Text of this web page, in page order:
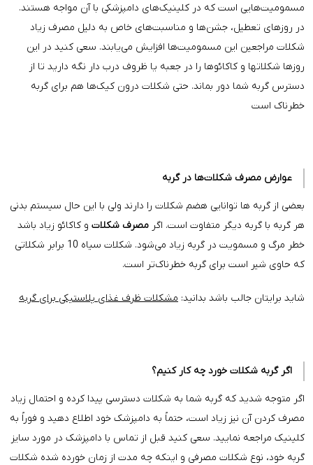
مسمومیت‌هایی است که در کلینیک‌های دامپزشکی با آن مواجه هستند.
در روزهای تعطیل، جشن‌ها و مناسبت‌های خاص به دلیل مصرف زیاد
شکلات مراجعین این مسمومیت‌ها افزایش می‌یابند. سعی کنید در این
روزها شکلاتها و کاکائوها را در جعبه یا ظروف درب دار نگه دارید تا از
دسترس گربه شما دور بماند. حتی شکلات درون کیک‌ها هم برای گربه
خطرناک است
عوارض مصرف شکلات‌ها در گربه
بعضی از گربه ها توانایی هضم شکلات را دارند ولی با این حال سیستم بدنی
هر گربه با گربه دیگر متفاوت است. اگر مصرف شکلاتو کاکائو زیاد باشد
خطر مرگ و مسمویت در گربه زیاد می‌شود. شکلات سیاه 10 برابر شکلاتی
که حاوی شیر است برای گربه خطرناک‌تر است.
شاید برایتان جالب باشد بدانید: مشکلات ظرف غذای پلاستیکی برای گربه
اگر گربه شکلات خورد چه کار کنیم؟
اگر متوجه شدید که گربه شما به شکلات دسترسی پیدا کرده و احتمال زیاد
مصرف کردن آن نیز زیاد است، حتماً به دامپزشک خود اطلاع دهید و فوراً به
کلینیک مراجعه نمایید. سعی کنید قبل از تماس با دامپزشک در مورد سایز
گربه خود، نوع شکلات مصرفی و اینکه چه مدت از زمان خورده شده شکلات